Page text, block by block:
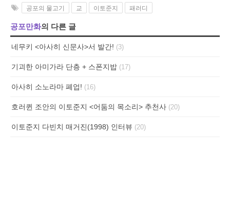
공포의 물고기 교 이토준지 패러디
공포만화의 다른 글
네무키 <아사히 신문사>서 발간! (3)
기괴한 아미가라 단층 + 스폰지밥 (17)
아사히 소노라마 폐업! (16)
호러퀸 조안의 이토준지 <어둠의 목소리> 추천사 (20)
이토준지 다빈치 매거진(1998) 인터뷰 (20)